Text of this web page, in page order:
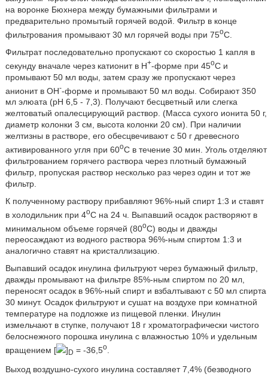
на воронке Бюхнера между бумажными фильтрами и
предварительно промытый горячей водой. Фильтр в конце
фильтрования промывают 30 мл горячей воды при 75oC.
Фильтрат последовательно пропускают со скоростью 1 капля в
секунду вначале через катионит в H+-форме при 45oC и
промывают 50 мл воды, затем сразу же пропускают через
анионит в OH--форме и промывают 50 мл воды. Собирают 350
мл элюата (pH 6,5 - 7,3). Получают бесцветный или слегка
желтоватый опалесцирующий раствор. (Масса сухого ионита 50 г,
диаметр колонки 3 см, высота колонки 20 см). При наличии
желтизны в растворе, его обесцвечивают с 50 г древесного
активированного угля при 60oC в течение 30 мин. Уголь отделяют
фильтрованием горячего раствора через плотный бумажный
фильтр, пропуская раствор несколько раз через один и тот же
фильтр.
К полученному раствору прибавляют 96%-ный спирт 1:3 и ставят
в холодильник при 4oC на 24 ч. Выпавший осадок растворяют в
минимальном объеме горячей (80oC) воды и дважды
переосаждают из водного раствора 96%-ным спиртом 1:3 и
аналогично ставят на кристаллизацию.
Выпавший осадок инулина фильтруют через бумажный фильтр,
дважды промывают на фильтре 85%-ным спиртом по 20 мл,
переносят осадок в 96%-ный спирт и взбалтывают с 50 мл спирта
30 минут. Осадок фильтруют и сушат на воздухе при комнатной
температуре на подложке из пищевой пленки. Инулин
измельчают в ступке, получают 18 г хроматографически чистого
белоснежного порошка инулина с влажностью 10% и удельным
вращением [
] D = -36,5o.
Выход воздушно-сухого инулина составляет 7,4% (безводного